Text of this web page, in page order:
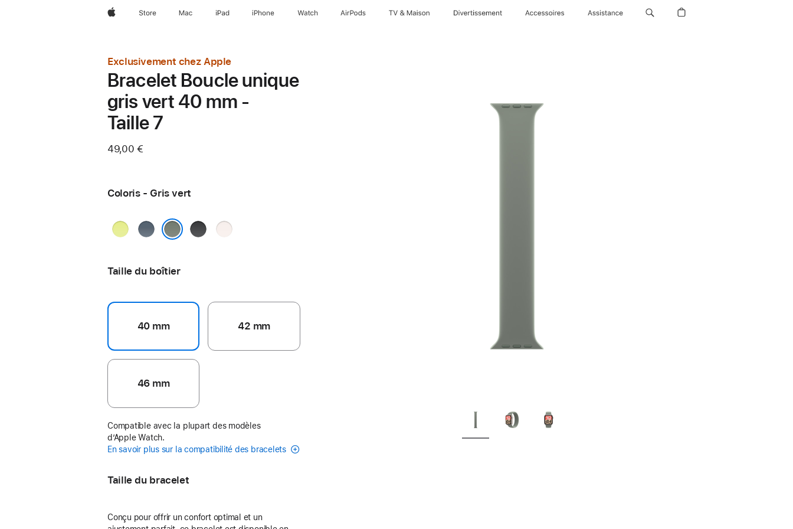
AppleStore Mac iPad iPhone Watch AirPods TV & Maison Divertissements Accessoires Assistance
Exclusivement chez Apple
Bracelet Boucle unique
gris vert 40 mm -
Taille 7
49,00 €
Coloris - Gris vert
JauneBleu
maritime
Noir
Rose
Taille du boîtier
40 mm 42 mm
46 mm
Compatible avec la plupart des modèles
d’Apple Watch.
En savoir plus sur la compatibilité des bracelets
Taille du bracelet
Conçu pour offrir un confort optimal et un